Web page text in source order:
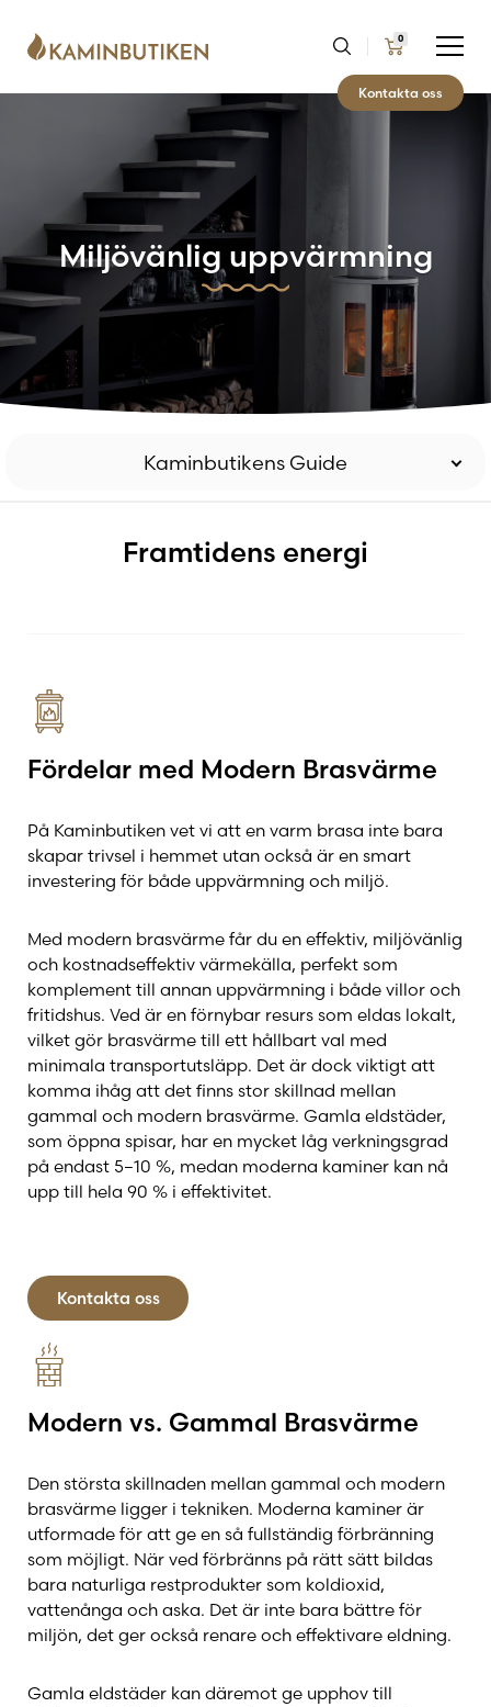
0
Kontakta oss
Miljövänlig uppvärmning
Kaminbutikens Guide
Garantier
Hur renoverar man en kakelugn
Renovering
Råd inför köp
Värmelagrande kaminplattor
Framtidens energi
Fördelar med Modern Brasvärme
På Kaminbutiken vet vi att en varm brasa inte bara
skapar trivsel i hemmet utan också är en smart
investering för både uppvärmning och miljö.
Med modern brasvärme får du en effektiv, miljövänlig
och kostnadseffektiv värmekälla, perfekt som
komplement till annan uppvärmning i både villor och
fritidshus. Ved är en förnybar resurs som eldas lokalt,
vilket gör brasvärme till ett hållbart val med
minimala transportutsläpp. Det är dock viktigt att
komma ihåg att det finns stor skillnad mellan
gammal och modern brasvärme. Gamla eldstäder,
som öppna spisar, har en mycket låg verkningsgrad
på endast 5–10 %, medan moderna kaminer kan nå
upp till hela 90 % i effektivitet.
Kontakta oss
Modern vs. Gammal Brasvärme
Den största skillnaden mellan gammal och modern
brasvärme ligger i tekniken. Moderna kaminer är
utformade för att ge en så fullständig förbränning
som möjligt. När ved förbränns på rätt sätt bildas
bara naturliga restprodukter som koldioxid,
vattenånga och aska. Det är inte bara bättre för
miljön, det ger också renare och effektivare eldning.
Gamla eldstäder kan däremot ge upphov till